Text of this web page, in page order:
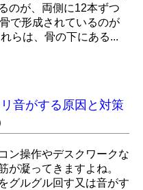
のが、両側に12本ずつ
で形成されているのが
らは、骨の下にある...
音がする原因と対策
ン操作やデスクワークな
が凝ってきますよね。
グルグル回す又は音がす